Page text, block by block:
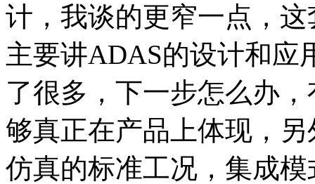
计，我谈的更窄一点，
主要讲ADAS的设计和应
了很多，下一步怎么办
够真正在产品上体现，
仿真的标准工况，集成